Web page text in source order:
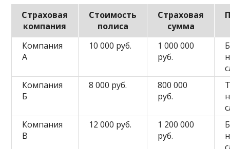
Страховая
компания
Стоимость
полиса
Страховая
сумма
Компания
А
10 000 руб.
1 000 000
руб.
Компания
Б
8 000 руб.
800 000
руб.
Компания
В
12 000 руб.
1 200 000
руб.